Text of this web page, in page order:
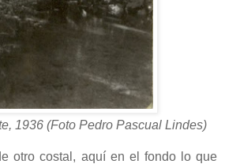
1936 (Foto Pedro Pascual Lindes)
otro costal, aquí en el fondo lo que